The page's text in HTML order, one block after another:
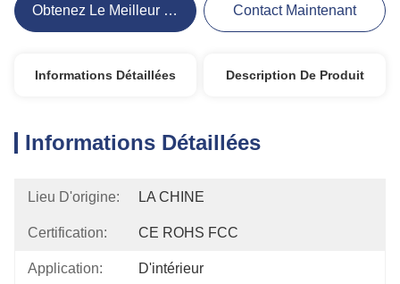
Obtenez Le Meilleur Prix Contact Maintenant
Informations Détaillées Description De Produit
Informations Détaillées
Lieu D'origine: LA CHINE
Certification: CE ROHS FCC
Application: D'intérieur